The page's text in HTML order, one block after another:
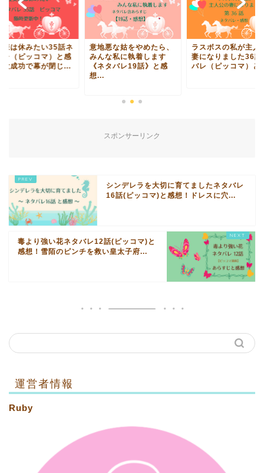
様は休みたい35話ネ
レ（ピッコマ）と感
大成功で幕が閉じ...
意地悪な姑をやめたら、
みんな私に執着します
《ネタバレ19話》と感
想...
ラスボスの私が主人
妻になりました36話
バレ（ピッコマ）と
スポンサーリンク
シンデレラを大切に育てましたネタバレ
16話(ピッコマ)と感想！ドレスに穴...
毒より強い花ネタバレ12話(ピッコマ)と
感想！雪陌のピンチを救い皇太子府...
運営者情報
Ruby